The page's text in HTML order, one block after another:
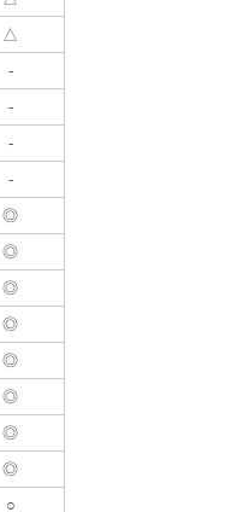
△
-
-
-
-
◎
◎
◎
◎
◎
◎
◎
◎
○